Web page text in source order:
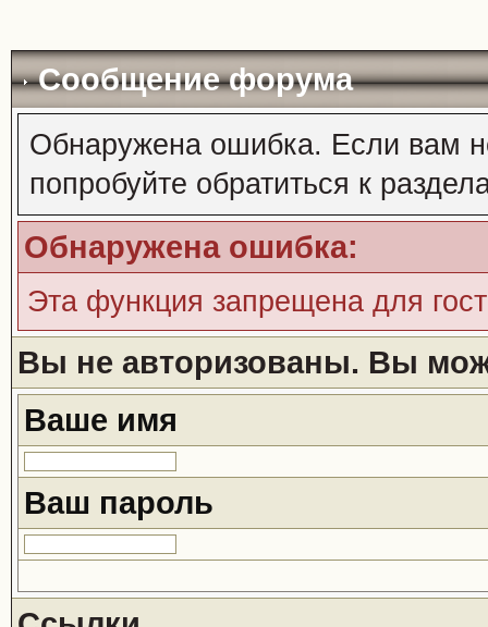
Сообщение форума
Обнаружена ошибка. Если вам
попробуйте обратиться к
Обнаружена ошибка:
Эта функция запрещена для
Вы не авторизованы. Вы
Ваше имя
Ваш пароль